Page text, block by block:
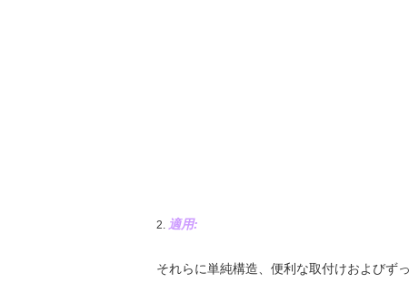
2. 適用:
それらに単純構造、便利な取付けおよびず